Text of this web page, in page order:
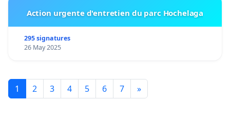
Action urgente d'entretien du parc Hochelaga
295 signatures
26 May 2025
1 2 3 4 5 6 7 »